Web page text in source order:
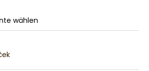
wählen